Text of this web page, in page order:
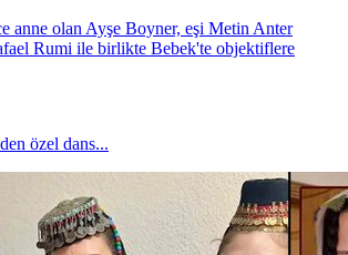
anne olan Ayşe Boyner, eşi Metin Anter
Rumi ile birlikte Bebek'te objektiflere
özel dans...